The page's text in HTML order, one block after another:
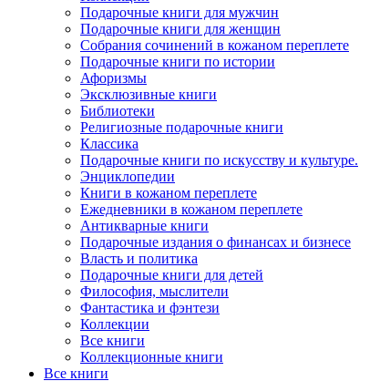
Подарочные книги для мужчин
Подарочные книги для женщин
Собрания сочинений в кожаном переплете
Подарочные книги по истории
Афоризмы
Эксклюзивные книги
Библиотеки
Религиозные подарочные книги
Классика
Подарочные книги по искусству и культуре.
Энциклопедии
Книги в кожаном переплете
Ежедневники в кожаном переплете
Антикварные книги
Подарочные издания о финансах и бизнесе
Власть и политика
Подарочные книги для детей
Философия, мыслители
Фантастика и фэнтези
Коллекции
Все книги
Коллекционные книги
Все книги